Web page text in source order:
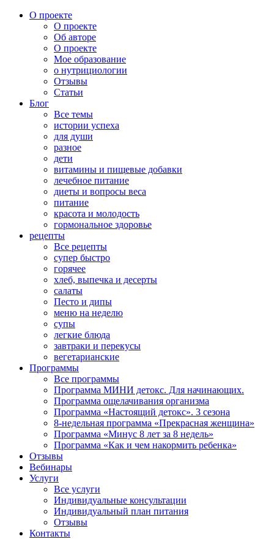
О проекте
О проекте
Об авторе
О проекте
Мое образование
о нутрициологии
Отзывы
Статьи
Блог
Все темы
истории успеха
для души
разное
дети
витамины и пищевые добавки
лечебное питание
диеты и вопросы веса
питание
красота и молодость
гормональное здоровье
рецепты
Все рецепты
супер быстро
горячее
хлеб, выпечка и десерты
салаты
Песто и дипы
меню на неделю
супы
легкие блюда
завтраки и перекусы
вегетарианские
Программы
Все программы
Программа МИНИ детокс. Для начинающих.
Программа ощелачивания организма
Программа «Настоящий детокс». 3 сезона
8-недельная программа «Прекрасная женщина»
Программа «Минус 8 лет за 8 недель»
Программа «Как и чем накормить ребенка»
Отзывы
Вебинары
Услуги
Все услуги
Индивидуальные консультации
Индивидуальный план питания
Отзывы
Контакты